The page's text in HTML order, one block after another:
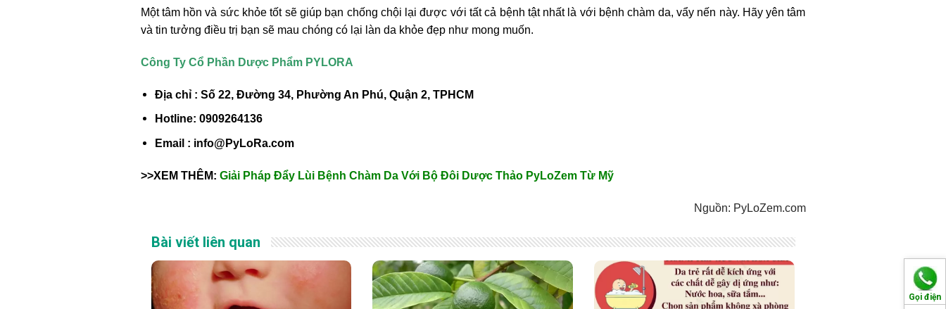
Gọi điện
Một tâm hồn và sức khỏe tốt sẽ giúp bạn chống chội lại được với tất cả bệnh tật nhất là với bệnh chàm da, vẩy nến này. Hãy yên tâm
và tin tưởng điều trị bạn sẽ mau chóng có lại làn da khỏe đẹp như mong muốn.
Công Ty Cổ Phần Dược Phẩm PYLORA
Địa chỉ : Số 22, Đường 34, Phường An Phú, Quận 2, TPHCM
Hotline: 0909264136
Email : info@PyLoRa.com
>>XEM THÊM: Giải Pháp Đẩy Lùi Bệnh Chàm Da Với Bộ Đôi Dược Thảo PyLoZem Từ Mỹ
Nguồn: PyLoZem.com
Bài viết liên quan